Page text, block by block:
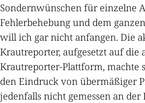
Sondernwünschen für einzelne
Fehlerbehebung und dem
will ich gar nicht anfangen. Die
Krautreporter, aufgesetzt auf die
Krautreporter-Plattform, machte
den Eindruck von übermäßiger
jedenfalls nicht gemessen an